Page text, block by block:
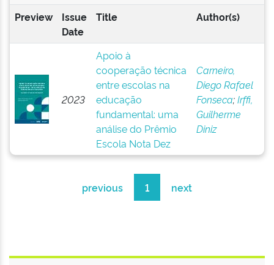
Preview
Issue
Date
Title Author(s)
2023
Apoio à
cooperação técnica
entre escolas na
educação
fundamental: uma
análise do Prêmio
Escola Nota Dez
Carneiro,
Diego Rafael
Fonseca;Irffi,
Guilherme
Diniz
previous 1 next